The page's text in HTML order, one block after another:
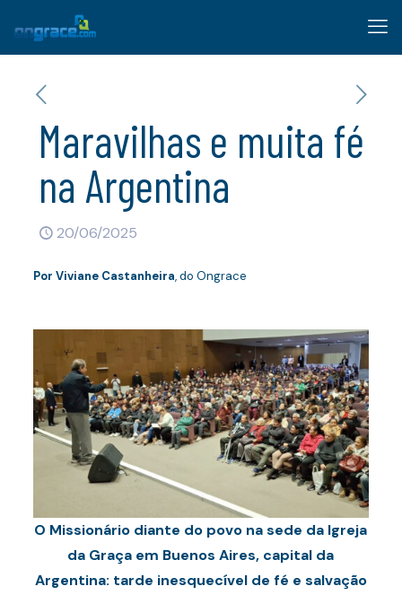
Maravilhas e muita fé
na Argentina
20/06/2025
Por Viviane Castanheira, do Ongrace
O Missionário diante do povo na sede da Igreja
da Graça em Buenos Aires, capital da
Argentina: tarde inesquecível de fé e salvação